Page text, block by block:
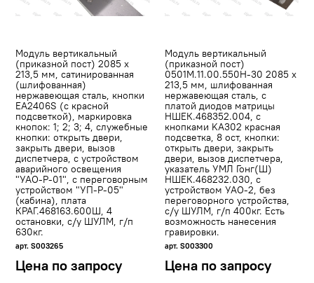
Модуль вертикальный
(приказной пост) 2085 х
213,5 мм, сатинированная
(шлифованная)
нержавеющая сталь, кнопки
EA2406S (с красной
подсветкой), маркировка
кнопок: 1; 2; 3; 4, служебные
кнопки: открыть двери,
закрыть двери, вызов
диспетчера, с устройством
аварийного освещения
"УАО-Р-01", с переговорным
устройством "УП-Р-05"
(кабина), плата
КРАГ.468163.600Ш, 4
остановки, с/у ШУЛМ, г/п
630кг.
арт. S003265
Цена по запросу
Модуль вертикальный
(приказной пост)
0501М.11.00.550Н-30 2085 х
213,5 мм, шлифованная
нержавеющая сталь, с
платой диодов матрицы
НШЕК.468352.004, с
кнопками KA302 красная
подсветка, 8 ост, кнопки:
открыть двери, закрыть
двери, вызов диспетчера,
указатель УМЛ Гонг(Ш)
НШЕК.468232.030, с
устройством УАО-2, без
переговорного устройства,
с/у ШУЛМ, г/п 400кг. Есть
возможность нанесения
гравировки.
арт. S003300
Цена по запросу